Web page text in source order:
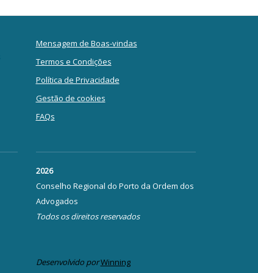
Mensagem de Boas-vindas
Termos e Condições
Política de Privacidade
Gestão de cookies
FAQs
2026
Conselho Regional do Porto da Ordem dos
Advogados
Todos os direitos reservados
Desenvolvido porWinning